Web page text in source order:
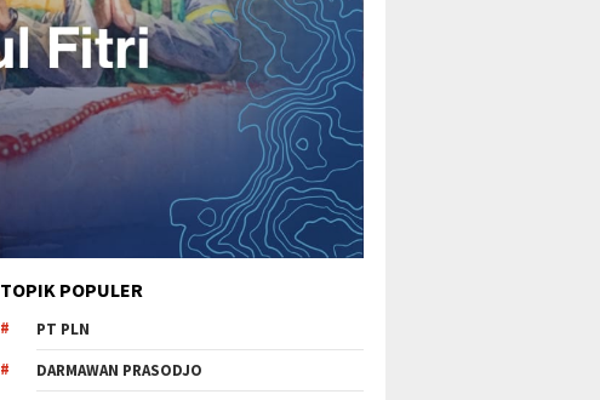
TOPIK POPULER
PT PLN
DARMAWAN PRASODJO